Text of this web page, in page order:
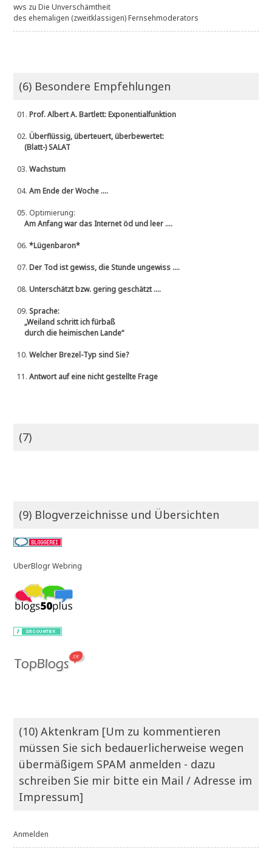
wvs zuDie Unverschämtheit
des ehemaligen (zweitklassigen) Fernsehmoderators
(6) Besondere Empfehlungen
01.Prof. Albert A. Bartlett: Exponentialfunktion
02.Überflüssig, überteuert, überbewertet:
(Blatt-) SALAT
03.Wachstum
04.Am Ende der Woche ....
05. Optimierung:
Am Anfang war das Internet öd und leer ....
06.*Lügenbaron*
07.Der Tod ist gewiss, die Stunde ungewiss ....
08.Unterschätzt bzw. gering geschätzt ....
09.Sprache:
„Weiland schritt ich fürbaß
durch die heimischen Lande“
10.Welcher Brezel-Typ sind Sie?
11.Antwort auf eine nicht gestellte Frage
(7)
(9) Blogverzeichnisse und Übersichten
UberBlogr Webring
(10) Aktenkram [Um zu kommentieren
müssen Sie sich bedauerlicherweise wegen
übermäßigem SPAM anmelden - dazu
schreiben Sie mir bitte ein Mail / Adresse im
Impressum]
Anmelden